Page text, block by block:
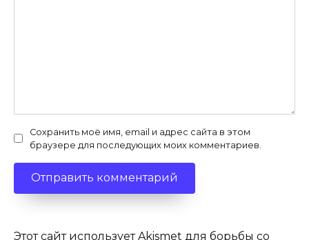
Сохранить моё имя, email и адрес сайта в этом
браузере для последующих моих комментариев.
Этот сайт использует Akismet для борьбы со